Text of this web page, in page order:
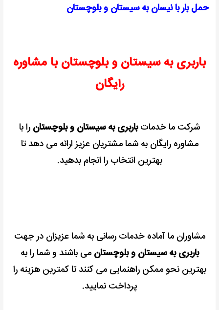
حمل بار با نیسان به سیستان و بلوچستان
باربری به سیستان و بلوچستان با مشاوره
رایگان
شرکت ما خدماتباربری به سیستان و بلوچستان را با
مشاوره رایگان به شما مشتریان عزیز ارائه می دهد تا
بهترین انتخاب را انجام بدهید.
مشاوران ما آماده خدمات رسانی به شما عزیزان در جهت
باربری به سیستان و بلوچستان می باشند و شما را به
بهترین نحو ممکن راهنمایی می کنند تا کمترین هزینه را
پرداخت نمایید.